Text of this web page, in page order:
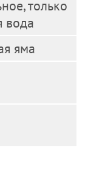
только
вода
яма